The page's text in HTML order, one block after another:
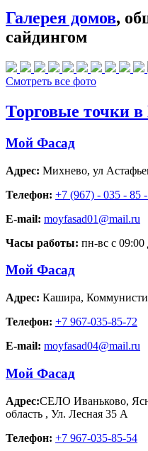
Галерея домов,
сайдингом
Смотреть все фото
Торговые точки
Мой Фасад
Адрес: Михнево, ул
Телефон: +7 (967) - 035 - 85
E-mail: moyfasad01@mail.ru
Часы работы: пн-вс с 09:00
Мой Фасад
Адрес: Кашира,
Телефон: +7 967-035-85-72
E-mail: moyfasad04@mail.ru
Мой Фасад
Адрес:СЕЛО Иваньково,
область , Ул. Лесная 35 А
Телефон: +7 967-035-85-54